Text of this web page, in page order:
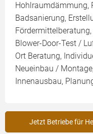
Hohlraumdämmung,
Badsanierung,
Blower-Door-Test /
Ort Beratung,
Neueinbau /
Innenausbau,
Jetzt Betriebe für